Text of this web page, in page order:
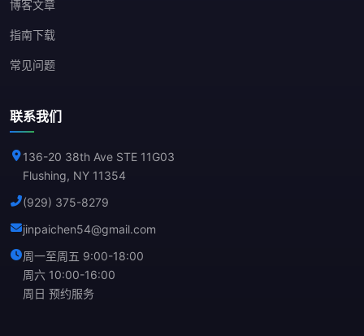
博客文章
指南下载
常见问题
联系我们
136-20 38th Ave STE 11G03
Flushing, NY 11354
(929) 375-8279
jinpaichen54@gmail.com
周一至周五 9:00-18:00
周六 10:00-16:00
周日 预约服务